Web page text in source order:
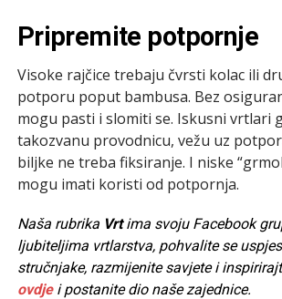
Pripremite potpornje
Visoke rajčice trebaju čvrsti kolac ili
potporu poput bambusa. Bez
mogu pasti i slomiti se. Iskusni vrtlari
takozvanu provodnicu, vežu uz
biljke ne treba fiksiranje. I niske
mogu imati koristi od potpornja.
Naša rubrika Vrtima svoju Facebook
ljubiteljima vrtlarstva, pohvalite se
stručnjake, razmijenite savjete i
ovdjei postanite dio naše zajednice.